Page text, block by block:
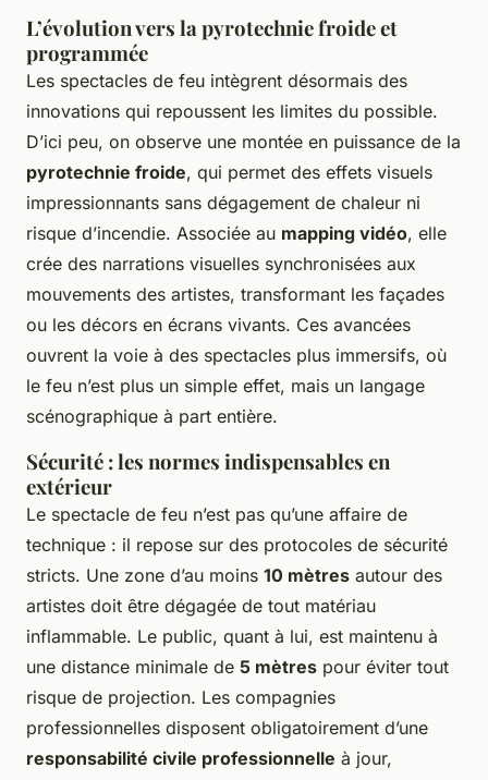
L’évolution vers la pyrotechnie froide et
programmée
Les spectacles de feu intègrent désormais des
innovations qui repoussent les limites du possible.
D’ici peu, on observe une montée en puissance de la
pyrotechnie froide, qui permet des effets visuels
impressionnants sans dégagement de chaleur ni
risque d’incendie. Associée au mapping vidéo, elle
crée des narrations visuelles synchronisées aux
mouvements des artistes, transformant les façades
ou les décors en écrans vivants. Ces avancées
ouvrent la voie à des spectacles plus immersifs, où
le feu n’est plus un simple effet, mais un langage
scénographique à part entière.
Sécurité : les normes indispensables en
extérieur
Le spectacle de feu n’est pas qu’une affaire de
technique : il repose sur des protocoles de sécurité
stricts. Une zone d’au moins 10 mètres autour des
artistes doit être dégagée de tout matériau
inflammable. Le public, quant à lui, est maintenu à
une distance minimale de 5 mètres pour éviter tout
risque de projection. Les compagnies
professionnelles disposent obligatoirement d’une
responsabilité civile professionnelle à jour,